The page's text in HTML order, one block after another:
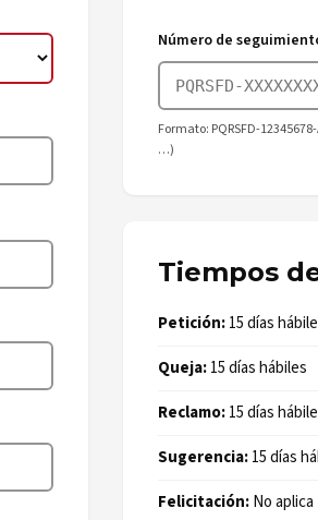
Número de
Formato: PQRSFD-
…)
Tiempos
Petición:15 días
Queja:15 días hábiles
Reclamo:15 días
Sugerencia:15 días
Felicitación:No aplica